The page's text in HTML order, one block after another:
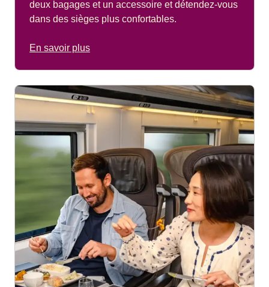
deux bagages et un accessoire et détendez-vous
dans des sièges plus confortables.
En savoir plus